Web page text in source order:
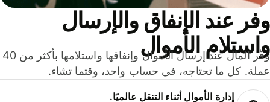
عند الإنفاق والإرسال
الأموال
وفّر المال عند إرسال الأموال وإنفاقها واستلامها بأكثر من 40
كل ما تحتاجه، في حساب واحد، وقتما تشاء.
إدارة الأموال أثناء التنقل عالميًا.